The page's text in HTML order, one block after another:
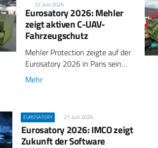
22. Juni 2026
Eurosatory 2026: Mehler
zeigt aktiven C-UAV-
Fahrzeugschutz
Mehler Protection zeigte auf der
Eurosatory 2026 in Paris sein…
Mehr
EUROSATORY 21. Juni 2026
Eurosatory 2026: IMCO zeigt
Zukunft der Software